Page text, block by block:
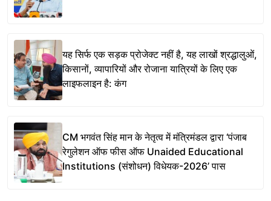
यह सिर्फ एक सड़क प्रोजेक्ट नहीं है, यह लाखों श्रद्धालुओं,
किसानों, व्यापारियों और रोजाना यात्रियों के लिए एक
लाइफलाइन है: कंग
CM भगवंत सिंह मान के नेतृत्व में मंत्रिमंडल द्वारा ‘पंजाब
रेगुलेशन ऑफ फीस ऑफ Unaided Educational
Institutions (संशोधन) विधेयक-2026’ पास